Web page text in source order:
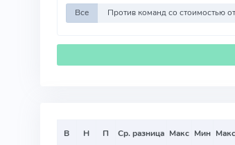
Все Против команд со
В Н П Ср. разница Макс Мин